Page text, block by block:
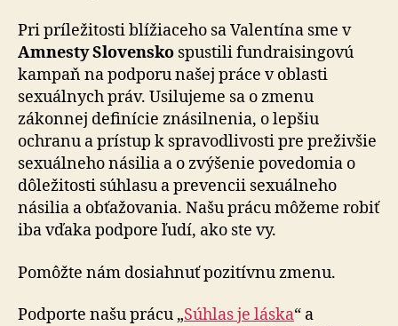
Pri príležitosti blížiaceho sa Valentína sme v
Amnesty Slovensko spustili fundraisingovú
kampaň na podporu našej práce v oblasti
sexuálnych práv. Usilujeme sa o zmenu
zákonnej definície znásilnenia, o lepšiu
ochranu a prístup k spravodlivosti pre preživšie
sexuálneho násilia a o zvýšenie povedomia o
dôležitosti súhlasu a prevencii sexuálneho
násilia a obťažovania. Našu prácu môžeme robiť
iba vďaka podpore ľudí, ako ste vy.
Pomôžte nám dosiahnuť pozitívnu zmenu.
Podporte našu prácu „Súhlas je láska“ a